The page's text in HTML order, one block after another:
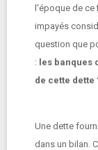
l'époque de ce
impayés
question que
: les
de cette dette
Une dette
dans un bilan.